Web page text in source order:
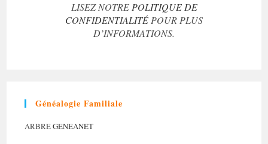
LISEZ NOTRE POLITIQUE DE
CONFIDENTIALITÉ POUR PLUS
D’INFORMATIONS.
Généalogie Familiale
ARBREGENEANET